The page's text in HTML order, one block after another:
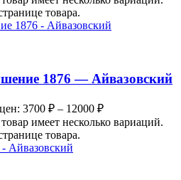
товара.
1876 — Айвазовский
3700 ₽ – 12000 ₽
имеет несколько вариаций.
товара.